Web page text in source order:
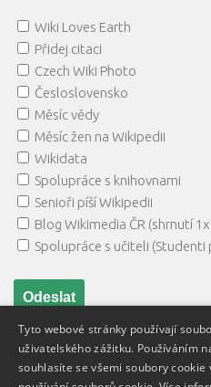
Wiki Loves Earth
Přidej citaci
Czech Wiki Photo
Česloslovensko
Měsíc vědy
Měsíc žen na Wikipedii
Wikidata
Spolupráce s knihovnami
Senioři píší Wikipedii
Blog Wikimedia ČR (shrnutí
Spolupráce s učiteli (Studenti
Tyto webové stránky používají
uživatelského zážitku. Používáním
souhlasíte se všemi soubory cookie